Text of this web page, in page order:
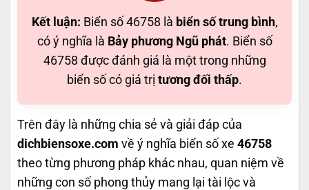
Kết luận: Biển số 46758 là biển số trung bình,
có ý nghĩa là Bảy phương Ngũ phát. Biển số
46758 được đánh giá là một trong những
biển số có giá trị tương đối thấp.
Trên đây là những chia sẻ và giải đáp của
dichbiensoxe.com về ý nghĩa biển số xe 46758
theo từng phương pháp khác nhau, quan niệm về
những con số phong thủy mang lại tài lộc và